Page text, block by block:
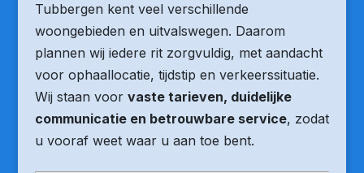
Tubbergen kent veel verschillende
woongebieden en uitvalswegen. Daarom
plannen wij iedere rit zorgvuldig, met aandacht
voor ophaallocatie, tijdstip en verkeerssituatie.
Wij staan voor vaste tarieven, duidelijke
communicatie en betrouwbare service, zodat
u vooraf weet waar u aan toe bent.